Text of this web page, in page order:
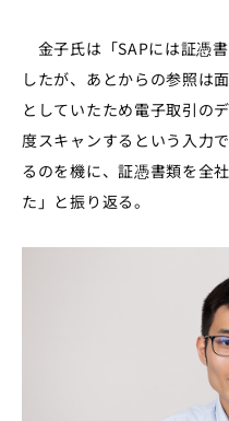
金子氏は「SAPには証憑
したが、あとからの参照は
としていたため電子取引の
度スキャンするという入力
るのを機に、証憑書類を全
た」と振り返る。